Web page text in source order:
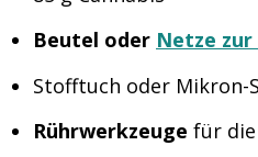
Beutel oder Netze
Stofftuch oder Mikron-
Rührwerkzeuge für